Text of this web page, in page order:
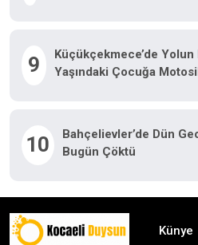
9
Küçükçekmece’de Yolun
Yaşındaki Çocuğa
10
Bahçelievler’de Dün
Bugün Çöktü
Künye